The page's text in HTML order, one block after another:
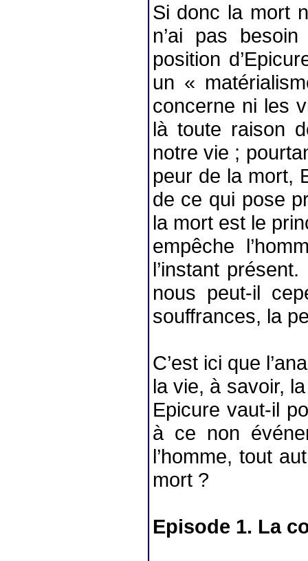
Si donc la mort
n’ai pas
position
un «
concerne ni les
là toute raison
notre vie ;
peur de la mort,
de ce qui pose
la mort est le
empêche
l’instant
nous peut-il
souffrances, la
C’est ici que
la vie, à savoir,
Epicure vaut-il
à ce non
l’homme, tout
mort ?
Episode 1. La